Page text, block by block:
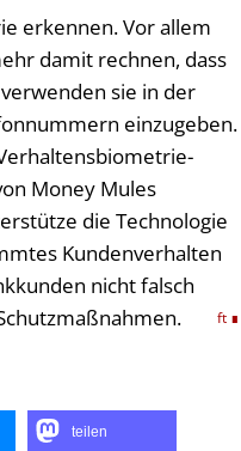
erkennen. Vor allem
damit rechnen, dass
sie in der
einzugeben.
Money Mules
die Technologie
Kundenverhalten
­nicht falsch
ft
teilen